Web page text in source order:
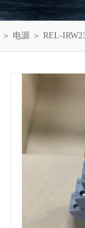
＞ 电源 ＞ REL-